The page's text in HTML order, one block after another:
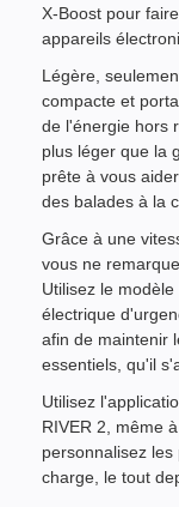
X-Boost pour
appareils
Légère,
compacte et
de l'énergie hors
plus léger que la
prête à vous
des balades à la
Grâce à une
vous ne
Utilisez le
électrique
afin de maintenir
essentiels, qu'il
Utilisez
RIVER 2, même
personnalisez
charge, le tout